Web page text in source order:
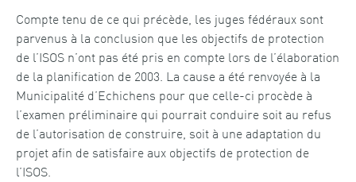
Compte tenu de ce qui précède, les juges fédéraux sont
parvenus à la conclusion que les objectifs de protection
de l’ISOS n’ont pas été pris en compte lors de l’élaboration
de la planification de 2003. La cause a été renvoyée à la
Municipalité d’Echichens pour que celle-ci procède à
l’examen préliminaire qui pourrait conduire soit au refus
de l’autorisation de construire, soit à une adaptation du
projet afin de satisfaire aux objectifs de protection de
l’ISOS.